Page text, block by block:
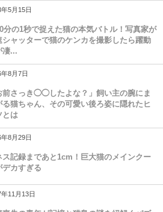
5月15日
分の1秒で捉えた猫の本気バトル！写真家が
シャッターで猫のケンカを撮影したら躍動
凄...
8月7日
前さっき◯◯したよな？」飼い主の腕にま
る猫ちゃん、その可愛い後ろ姿に隠れたヒ
とは
8月29日
ス記録まであと1cm！巨大猫のメインクー
デカすぎる
11月13日